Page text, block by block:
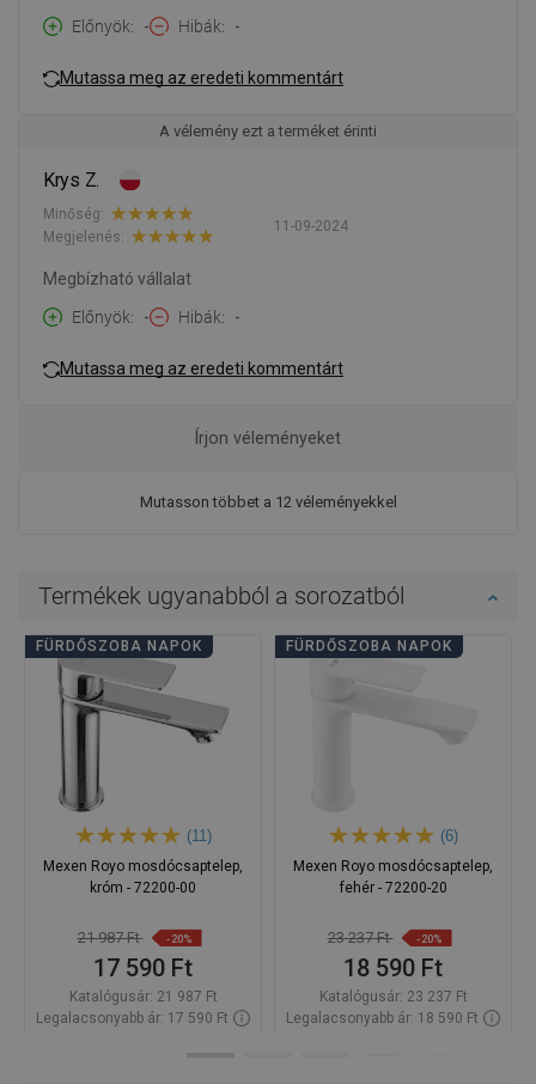
Előnyök
- Hibák -
Mutassa meg az eredeti kommentárt
A vélemény ezt a terméket érinti
Krys Z.
11-09-2024
Minőség:
Megjelenés:
Megbízható vállalat
Előnyök
- Hibák -
Mutassa meg az eredeti kommentárt
Mutasson többet a 12 véleményekkel
Írjon véleményeket
Termékek ugyanabból a sorozatból
FÜRDŐSZOBA NAPOK
(11)
Mexen Royo mosdócsaptelep,
króm - 72200-00
21 987 Ft -20%
17 590 Ft
Katalógusár: 21 987 Ft
Legalacsonyabb ár: 17 590 Ft
FÜRDŐSZOBA NAPOK
(6)
Mexen Royo mosdócsaptelep,
fehér - 72200-20
23 237 Ft -20%
18 590 Ft
Katalógusár: 23 237 Ft
Legalacsonyabb ár: 18 590 Ft